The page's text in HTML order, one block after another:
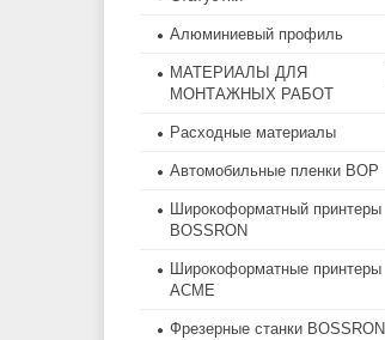
Алюминиевый профиль
МАТЕРИАЛЫ ДЛЯ
МОНТАЖНЫХ РАБОТ
Расходные материалы
Автомобильные пленки BOP
Широкоформатный принтеры
BOSSRON
Широкоформатные принтеры
ACME
Фрезерные станки BOSSRON